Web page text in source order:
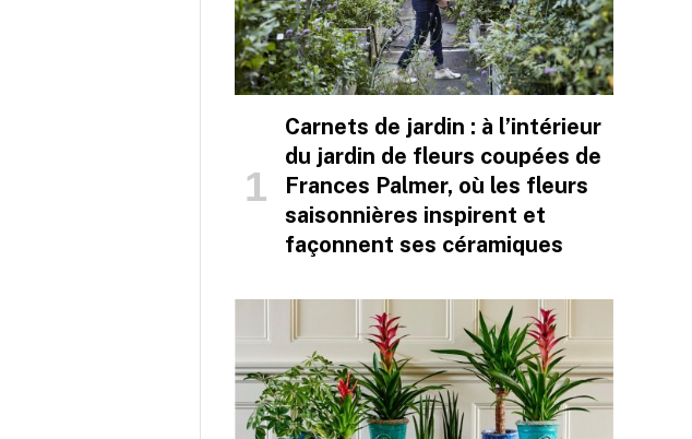
Carnets de jardin : à l’intérieur
du jardin de fleurs coupées de
Frances Palmer, où les fleurs
saisonnières inspirent et
façonnent ses céramiques